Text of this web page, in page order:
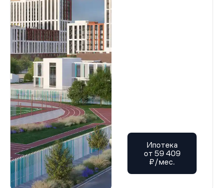
Ипотека
от 59 409
₽/мес.